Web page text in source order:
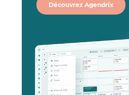
Découvrez Agendrix